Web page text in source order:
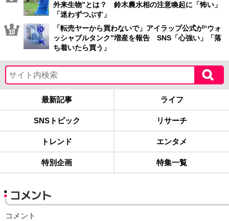
外来生物”とは？ 鈴木農水相の注意喚起に「怖い」
「迷わずつぶす」
「転売ヤーから買わないで」アイラップ公式が“ウォ
ッシャブルタンク”増産を報告 SNS「心強い」「落
ち着いたら買う」
最新記事 ライフ
SNSトピック リサーチ
トレンド エンタメ
特別企画 特集一覧
コメント
コメント